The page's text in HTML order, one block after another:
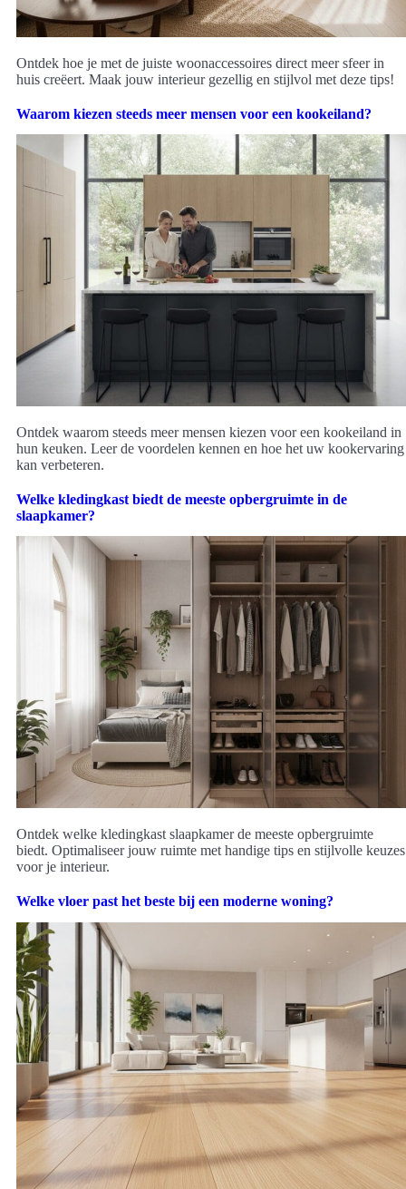
Ontdek hoe je met de juiste woonaccessoires direct meer sfeer in
huis creëert. Maak jouw interieur gezellig en stijlvol met deze tips!
Waarom kiezen steeds meer mensen voor een kookeiland?
Ontdek waarom steeds meer mensen kiezen voor een kookeiland in
hun keuken. Leer de voordelen kennen en hoe het uw kookervaring
kan verbeteren.
Welke kledingkast biedt de meeste opbergruimte in de
slaapkamer?
Ontdek welke kledingkast slaapkamer de meeste opbergruimte
biedt. Optimaliseer jouw ruimte met handige tips en stijlvolle keuzes
voor je interieur.
Welke vloer past het beste bij een moderne woning?